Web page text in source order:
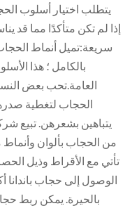
يتطلب اختيار أسلوب
إذا لم تكن متأكدًا مما قد
سريعة:تميل أنماط
بالكامل ؛ هذا
العامة.تحب بعض
الحجاب لتغطية
يتباهين بشعرهن. تبيع
من الحجاب بألوان وأنماط
تأتي مع الأقراط وذيل
الوصول إلى حجاب باندانا
بالحيرة. يمكن ربط